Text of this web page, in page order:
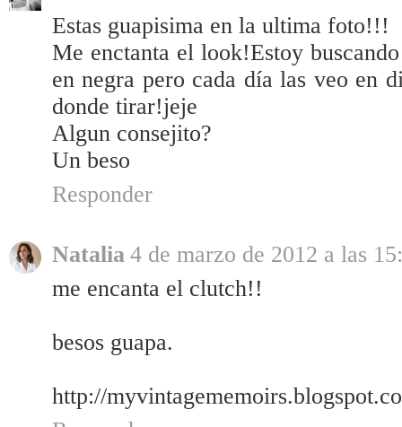
Estas guapisima en la ultima foto!!!
Me enctanta el look!Estoy
en negra pero cada día las veo en
donde tirar!jeje
Algun consejito?
Un beso
Responder
Natalia 4 de marzo de 2012 a las
me encanta el clutch!!
besos guapa.
http://